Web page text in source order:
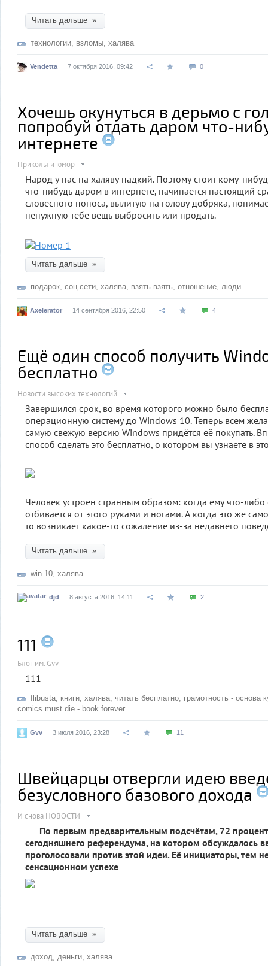
Читать дальше »
технологии, взломы, халява
Vendetta 7 октября 2016, 09:42 0
Хочешь окунуться в дерьмо с
попробуй отдать даром что-
интернете
Приколы и юмор
Народ у нас на халяву падкий. Поэтому стоит кому-
что-нибудь даром в интернете, начинается настоящий
словесного поноса, вылитую на голову добряка,
ненужную тебе вещь выбросить или продать.
Читать дальше »
подарок, соц сети, халява, взять взять, отношение, люди
Axelerator 14 сентября 2016, 22:50 4
Ещё один способ получить
бесплатно
Новости высоких технологий
Завершился срок, во время которого можно было
операционную систему до Windows 10. Теперь всем
самую свежую версию Windows придётся её покупать.
способ сделать это бесплатно, о котором вы узнаете в
Человек устроен странным образом: когда ему что-
отбивается от этого руками и ногами. А когда это же
то возникает какое-то сожаление из-за недавнего
Читать дальше »
win 10, халява
djd 8 августа 2016, 14:11 2
111
Блог им. Gvv
111
flibusta, книги, халява, читать бесплатно, грамотность - основа
comics must die - book forever
Gvv 3 июля 2016, 23:28 11
Швейцарцы отвергли идею
безусловного базового дохода
И снова НОВОСТИ
По первым предварительным подсчётам, 72
сегодняшнего референдума, на котором обсуждалось
проголосовали против этой идеи. Её инициаторы, тем
сенсационном успехе
Читать дальше »
доход, деньги, халява